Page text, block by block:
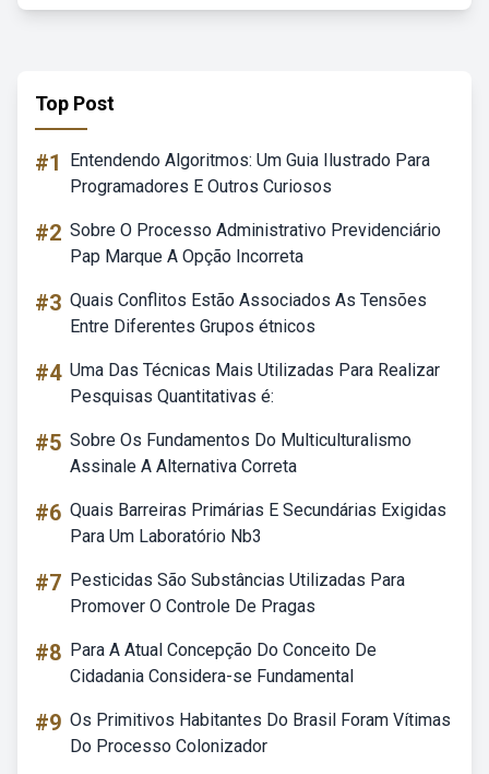
Top Post
#1
Entendendo Algoritmos: Um Guia Ilustrado Para
Programadores E Outros Curiosos
#2 Sobre O Processo Administrativo Previdenciário
Pap Marque A Opção Incorreta
#3 Quais Conflitos Estão Associados As Tensões
Entre Diferentes Grupos étnicos
#4 Uma Das Técnicas Mais Utilizadas Para Realizar
Pesquisas Quantitativas é:
#5 Sobre Os Fundamentos Do Multiculturalismo
Assinale A Alternativa Correta
#6 Quais Barreiras Primárias E Secundárias Exigidas
Para Um Laboratório Nb3
#7 Pesticidas São Substâncias Utilizadas Para
Promover O Controle De Pragas
#8 Para A Atual Concepção Do Conceito De
Cidadania Considera-se Fundamental
#9 Os Primitivos Habitantes Do Brasil Foram Vítimas
Do Processo Colonizador